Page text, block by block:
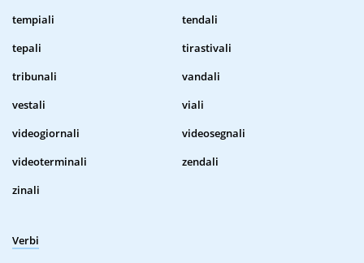
tempiali
tendali
tepali
tirastivali
tribunali
vandali
vestali
viali
videogiornali
videosegnali
videoterminali
zendali
zinali
Verbi